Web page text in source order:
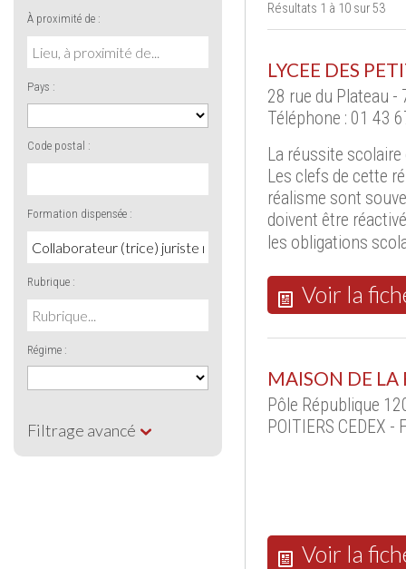
À proximité de :
Pays :
Code postal :
Formation dispensée :
Rubrique :
Régime :
Filtrage avancé
Résultats 1 à 10 sur 53
LYCEE DES
28 rue du Plateau -
Téléphone : 01 43
La réussite
Les clefs de cette
réalisme sont
doivent être
les obligations
Voir la
MAISON DE
Pôle République
POITIERS CEDEX -
Voir la